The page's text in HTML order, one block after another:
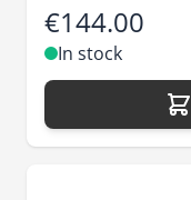
€144.00
In stock